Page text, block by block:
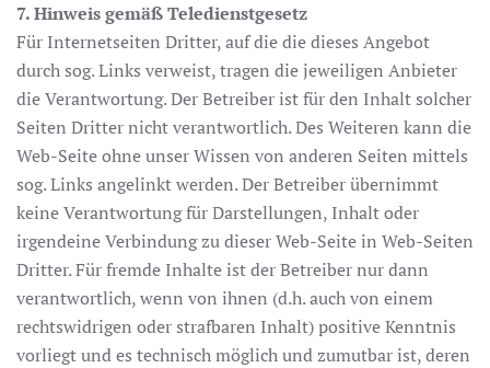
7. Hinweis gemäß Teledienstgesetz
Für Internetseiten Dritter, auf die die dieses Angebot
durch sog. Links verweist, tragen die jeweiligen Anbieter
die Verantwortung. Der Betreiber ist für den Inhalt solcher
Seiten Dritter nicht verantwortlich. Des Weiteren kann die
Web-Seite ohne unser Wissen von anderen Seiten mittels
sog. Links angelinkt werden. Der Betreiber übernimmt
keine Verantwortung für Darstellungen, Inhalt oder
irgendeine Verbindung zu dieser Web-Seite in Web-Seiten
Dritter. Für fremde Inhalte ist der Betreiber nur dann
verantwortlich, wenn von ihnen (d.h. auch von einem
rechtswidrigen oder strafbaren Inhalt) positive Kenntnis
vorliegt und es technisch möglich und zumutbar ist, deren